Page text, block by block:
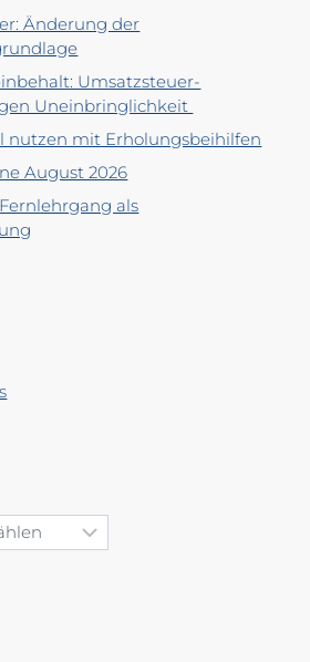
Änderung der
Umsatzsteuer-
Uneinbringlichkeit
nutzen mit Erholungsbeihilfen
August 2026
als